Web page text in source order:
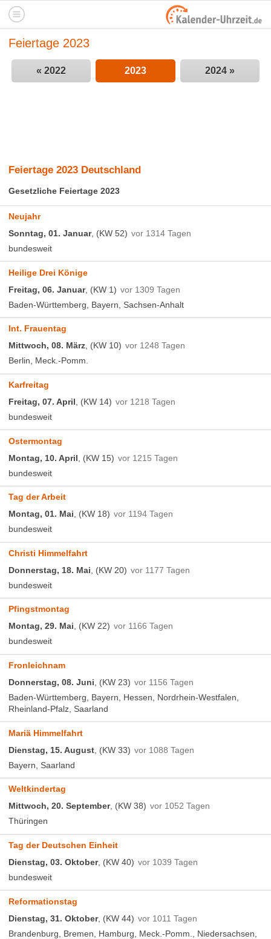
Feiertage 2023
« 2022 2023 2024 »
Feiertage 2023 Deutschland
Gesetzliche Feiertage 2023
Neujahr
Sonntag, 01. Januar, (KW 52) vor 1314 Tagen
bundesweit
Heilige Drei Könige
Freitag, 06. Januar, (KW 1) vor 1309 Tagen
Baden-Württemberg, Bayern, Sachsen-Anhalt
Int. Frauentag
Mittwoch, 08. März, (KW 10) vor 1248 Tagen
Berlin, Meck.-Pomm.
Karfreitag
Freitag, 07. April , (KW 14) vor 1218 Tagen
bundesweit
Ostermontag
Montag, 10. April , (KW 15) vor 1215 Tagen
bundesweit
Tag der Arbeit
Montag, 01. Mai , (KW 18) vor 1194 Tagen
bundesweit
Christi Himmelfahrt
Donnerstag, 18. Mai , (KW 20) vor 1177 Tagen
bundesweit
Pfingstmontag
Montag, 29. Mai, (KW 22) vor 1166 Tagen
bundesweit
Fronleichnam
Donnerstag, 08. Juni , (KW 23) vor 1156 Tagen
Baden-Württemberg, Bayern, Hessen, Nordrhein-Westfalen,
Rheinland-Pfalz, Saarland
Mariä Himmelfahrt
Dienstag, 15. August , (KW 33) vor 1088 Tagen
Bayern, Saarland
Weltkindertag
Mittwoch, 20. September, (KW 38) vor 1052 Tagen
Thüringen
Tag der Deutschen Einheit
Dienstag, 03. Oktober, (KW 40) vor 1039 Tagen
bundesweit
Reformationstag
Dienstag, 31. Oktober, (KW 44) vor 1011 Tagen
Brandenburg, Bremen, Hamburg, Meck.-Pomm., Niedersachsen,